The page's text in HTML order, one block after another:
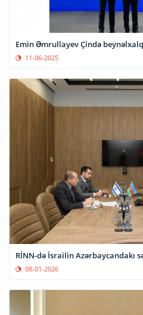
Emin Əmrullayev Çində
11-06-2025
RİNN-də İsrailin Azərbaycandakı
08-01-2026